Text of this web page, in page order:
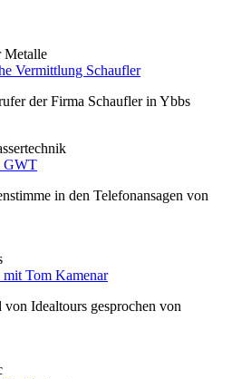
Metalle
der Firma Schaufler in Ybbs
in den Telefonansagen von
Idealtours gesprochen von